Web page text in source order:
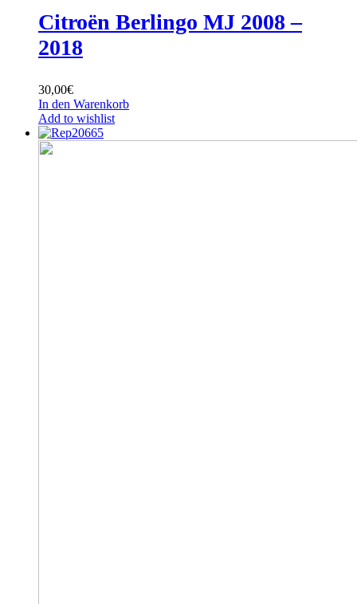
Citroën Berlingo MJ 2008 –
2018
30,00€
In den Warenkorb
Add to wishlist